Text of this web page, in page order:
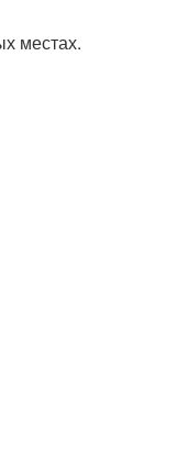
местах.